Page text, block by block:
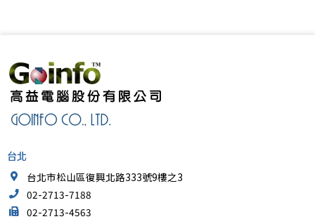
台北
台北市松山區復興北路333號9樓之3
02-2713-7188
02-2713-4563